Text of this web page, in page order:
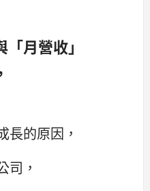
月營收」
長的原因，
司，